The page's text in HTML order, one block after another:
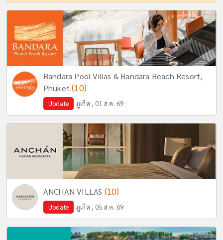
Bandara Pool Villas & Bandara Beach Resort,
Phuket(10)
Update ภูเก็ต , 01 ส.ค. 69
ANCHAN VILLAS (10)
Update ภูเก็ต , 05 ส.ค. 69